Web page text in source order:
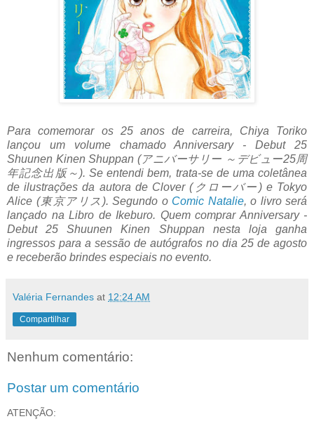
Para comemorar os 25 anos de carreira, Chiya Toriko
lançou um volume chamado Anniversary - Debut 25
Shuunen Kinen Shuppan (アニバーサリー ～デビュー25周
年記念出版～). Se entendi bem, trata-se de uma coletânea
de ilustrações da autora de Clover (クローバー) e Tokyo
Alice (東京アリス). Segundo o Comic Natalie, o livro será
lançado na Libro de Ikeburo. Quem comprar Anniversary -
Debut 25 Shuunen Kinen Shuppan nesta loja ganha
ingressos para a sessão de autógrafos no dia 25 de agosto
e receberão brindes especiais no evento.
Valéria Fernandes at 12:24 AM
Compartilhar
Nenhum comentário:
Postar um comentário
ATENÇÃO: